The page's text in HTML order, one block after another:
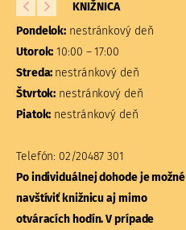
KNIŽNICA
Pondelok: nestránkový deň
Utorok: 10:00 – 17:00
Streda: nestránkový deň
Štvrtok: nestránkový deň
Piatok: nestránkový deň
Telefón: 02/20487 301
Po individuálnej dohode je možné
navštíviť knižnicu aj mimo
otváracích hodín. V prípade